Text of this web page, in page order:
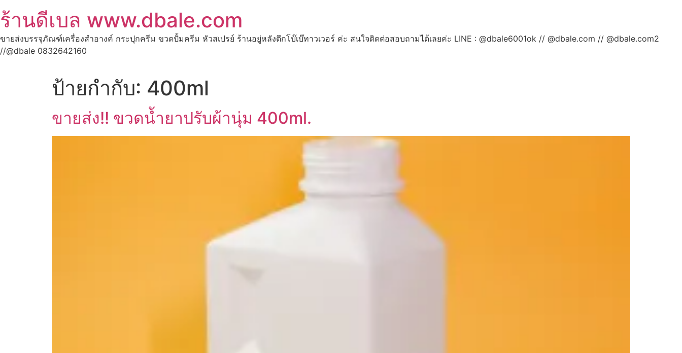
ร้านดีเบล www.dbale.com
ขายส่งบรรจุภัณฑ์เครื่องสำอางค์ กระปุกครีม ขวดปั้มครีม หัวสเปรย์ ร้านอยู่หลังตึกโบ๊เบ๊ทาวเวอร์ ค่ะ สนใจติดต่อสอบถามได้เลยค่ะ LINE : @dbale6001ok // @dbale.com // @dbale.com2
//@dbale 0832642160
ป้ายกำกับ: 400ml
ขายส่ง!! ขวดน้ำยาปรับผ้านุ่ม 400ml.